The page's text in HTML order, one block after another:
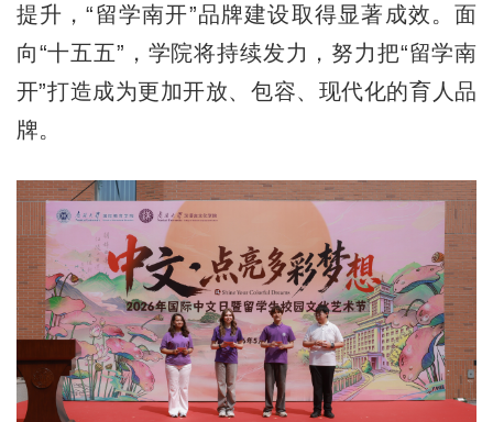
提升，“留学南开”品牌建设取得显著成效。面
向“十五五”，学院将持续发力，努力把“留学南
开”打造成为更加开放、包容、现代化的育人品
牌。